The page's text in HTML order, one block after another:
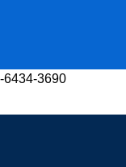
6434-3690